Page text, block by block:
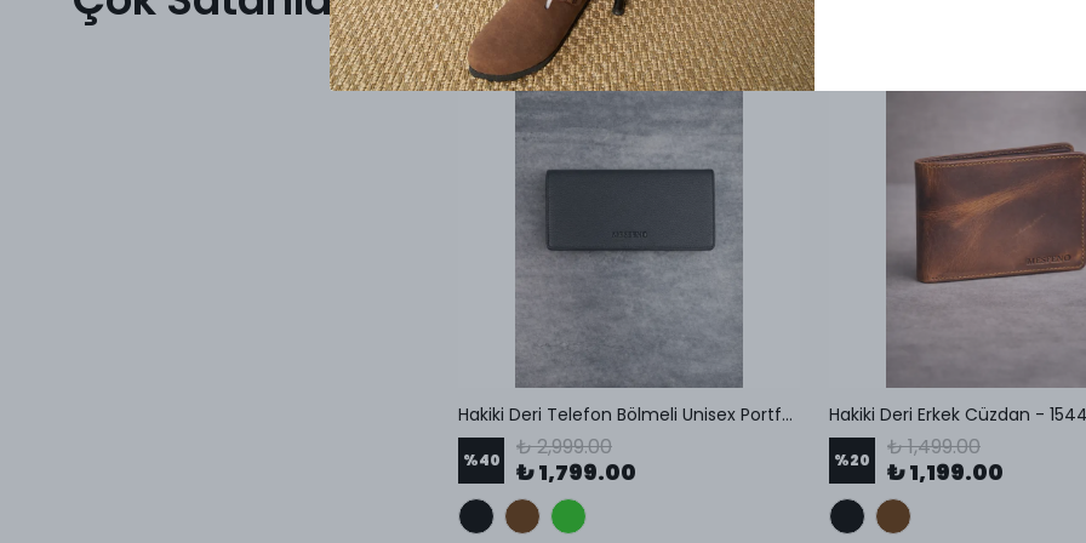
Hakiki Deri Telefon Bölmeli Unisex Portföy Cüzdan
%40 ₺ 2,999.00
₺ 1,799.00
Hakiki Deri Erkek Cüzdan -
%20 ₺ 1,499.00
₺ 1,199.00